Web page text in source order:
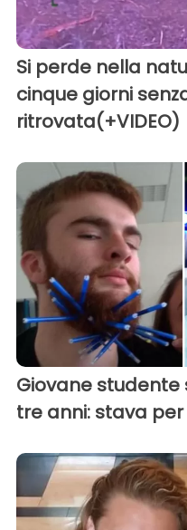
Si perde nella
cinque giorni
ritrovata(+VIDEO)
Giovane
tre anni: stava